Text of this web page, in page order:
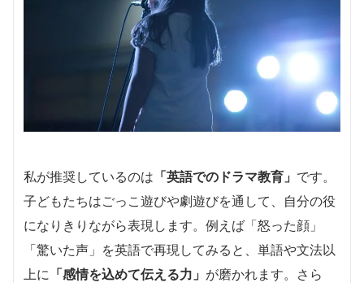
私が推奨しているのは 「英語でのドラマ教育」 です。
子どもたちはごっこ遊びや劇遊びを通して、自分の役
になりきりながら表現します。例えば「怒った顔」
「驚いた声」を英語で再現してみると、単語や文法以
上に 「感情を込めて伝える力」 が磨かれます。さら